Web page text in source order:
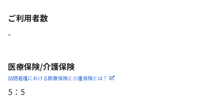
ご利用者数
-
医療保険/介護保険
訪問看護における医療保険と介護保険とは？
5 ： 5